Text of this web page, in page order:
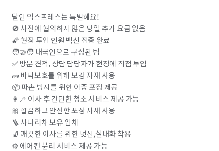
달인 익스프레스는 특별해요!
🚫 사전에 협의하지 않은 당일 추가 요금 없음
🌠 현장 투입 인원 백신 접종 완료
🧑‍🤝‍🧑 내국인으로 구성된 팀
✅ 방문 견적, 상담 담당자가 현장에 직접 투입
🧱 바닥보호를 위해 보강 자재 사용
📦 파손 방지를 위한 이중 포장 제공
👩‍🦯 이사 후 간단한 청소 서비스 제공 가능
🎀 깔끔하고 안전한 포장 자재 사용
🪜 사다리차 보유 업체
🧦 깨끗한 이사를 위한 덧신,실내화 착용
⚙️ 에어컨 분리 서비스 제공 가능